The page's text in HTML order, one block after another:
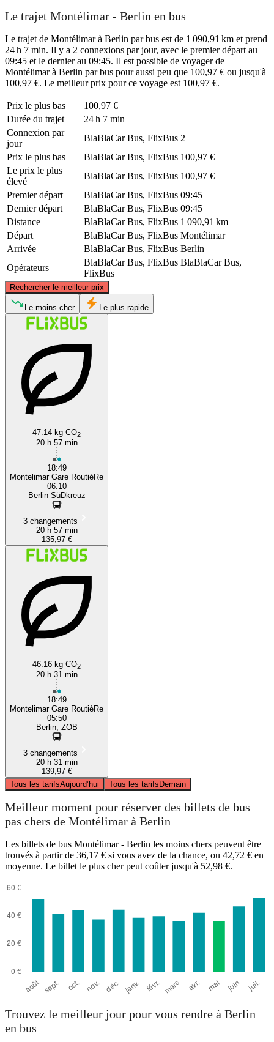
Le trajet Montélimar - Berlin en bus
Le trajet de Montélimar à Berlin par bus est de 1 090,91 km et prend
24 h 7 min. Il y a 2 connexions par jour, avec le premier départ au
09:45 et le dernier au 09:45. Il est possible de voyager de
Montélimar à Berlin par bus pour aussi peu que 100,97 € ou jusqu'à
100,97 €. Le meilleur prix pour ce voyage est 100,97 €.
Prix ​​le plus bas
100,97 €
Durée du trajet
24 h 7 min
Connexion par
jour
BlaBlaCar Bus, FlixBus 2
Prix ​​le plus bas
BlaBlaCar Bus, FlixBus 100,97 €
Le prix le plus
élevé
BlaBlaCar Bus, FlixBus 100,97 €
Premier départ
BlaBlaCar Bus, FlixBus 09:45
Dernier départ
BlaBlaCar Bus, FlixBus 09:45
Distance
BlaBlaCar Bus, FlixBus 1 090,91 km
Départ
BlaBlaCar Bus, FlixBus Montélimar
Arrivée
BlaBlaCar Bus, FlixBus Berlin
Opérateurs
BlaBlaCar Bus, FlixBus BlaBlaCar Bus,
FlixBus
Rechercher le meilleur prix
Le moins cher Le plus rapide
47.14 kg CO2
20 h 57 min
18:49
Montelimar Gare RoutièRe
06:10
Berlin SüDkreuz
3 changements
20 h 57 min
135,97 €
46.16 kg CO2
20 h 31 min
18:49
Montelimar Gare RoutièRe
05:50
Berlin, ZOB
3 changements
20 h 31 min
139,97 €
Tous les tarifsAujourd’hui Tous les tarifsDemain
Meilleur moment pour réserver des billets de bus
pas chers de Montélimar à Berlin
Les billets de bus Montélimar - Berlin les moins chers peuvent être
trouvés à partir de 36,17 € si vous avez de la chance, ou 42,72 € en
moyenne. Le billet le plus cher peut coûter jusqu'à 52,98 €.
Trouvez le meilleur jour pour vous rendre à Berlin
en bus